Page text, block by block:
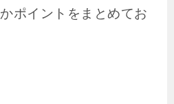
ポイントをまとめてお